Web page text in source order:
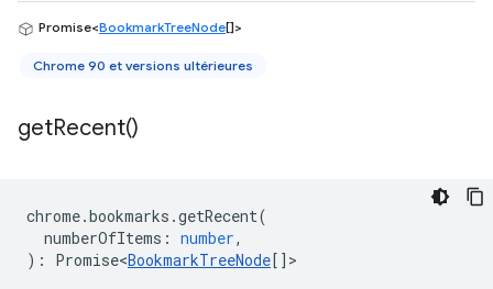
Promise<BookmarkTreeNode[]>
Chrome 90 et versions ultérieures
getRecent()
chrome.bookmarks .getRecent(
numberOfItems : number,
) : Promise<BookmarkTreeNode [] >